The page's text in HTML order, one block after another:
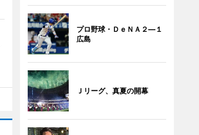
プロ野球・ＤｅＮＡ２―１
広島
Ｊリーグ、真夏の開幕